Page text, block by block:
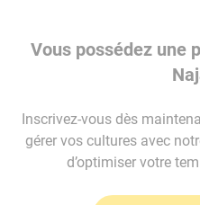
Vous possédez une
Inscrivez-vous dès
gérer vos cultures avec
d’optimiser votre